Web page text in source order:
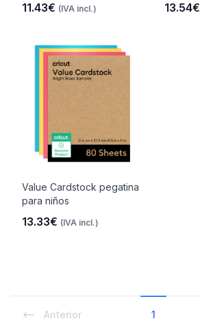
11.43€ (IVA incl.) 13.54€
Value Cardstock pegatina
para niños
13.33€ (IVA incl.)
Anterior 1